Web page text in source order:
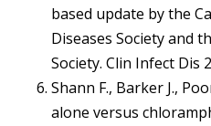
based update by the
Diseases Society and
Society. Clin Infect Dis
Shann F., Barker J.,
alone versus